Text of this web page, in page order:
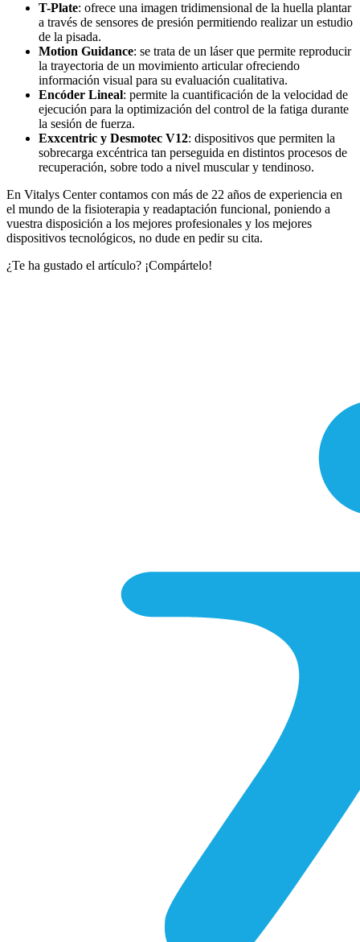
T-Plate: ofrece una imagen tridimensional de la huella plantar
a través de sensores de presión permitiendo realizar un estudio
de la pisada.
Motion Guidance: se trata de un láser que permite reproducir
la trayectoria de un movimiento articular ofreciendo
información visual para su evaluación cualitativa.
Encóder Lineal: permite la cuantificación de la velocidad de
ejecución para la optimización del control de la fatiga durante
la sesión de fuerza.
Exxcentric y Desmotec V12: dispositivos que permiten la
sobrecarga excéntrica tan perseguida en distintos procesos de
recuperación, sobre todo a nivel muscular y tendinoso.
En Vitalys Center contamos con más de 22 años de experiencia en
el mundo de la fisioterapia y readaptación funcional, poniendo a
vuestra disposición a los mejores profesionales y los mejores
dispositivos tecnológicos, no dude en pedir su cita.
¿Te ha gustado el artículo? ¡Compártelo!